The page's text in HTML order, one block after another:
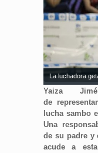
La luchadora
Yaiza
de
lucha sambo
Una
de su padre y
acude a